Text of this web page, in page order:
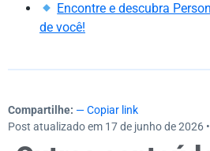
Encontre e descubra
de você!
Compartilhe: — Copiar link
Post atualizado em 17 de junho de 2026 •